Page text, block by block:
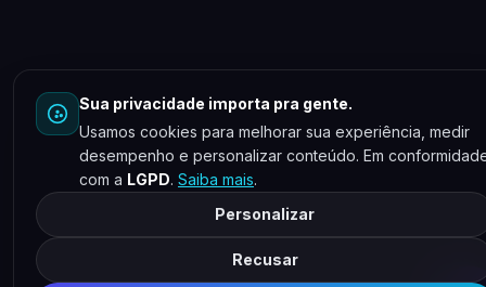
Sua privacidade importa pra gente.
Usamos cookies para melhorar sua experiência, medir
desempenho e personalizar conteúdo. Em
com a LGPD. Saiba mais.
Personalizar
Recusar